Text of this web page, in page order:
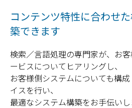
コンテンツ特性に合わせ
築できます
検索／言語処理の専門家が、お
ービスについてヒアリングし、
お客様側システムについても構
イスを行い、
最適なシステム構築をお手伝いし